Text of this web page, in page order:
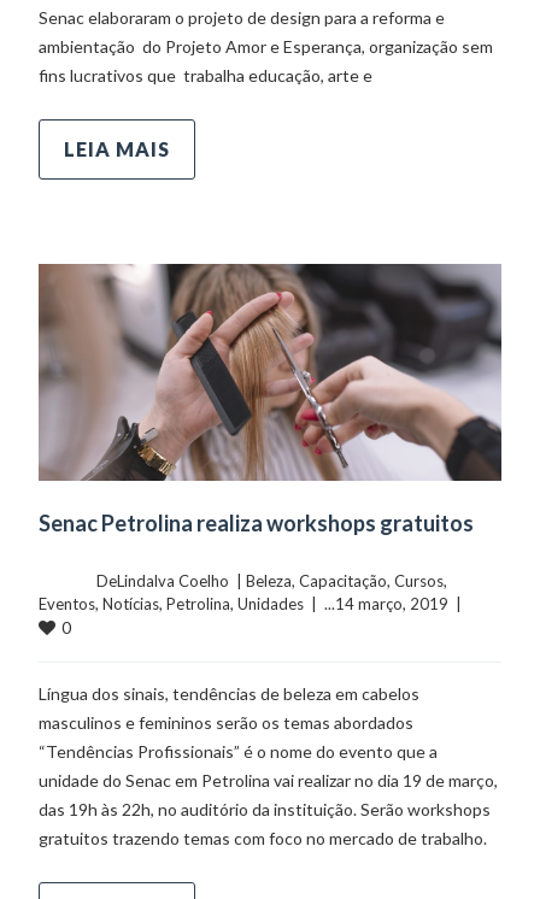
Senac elaboraram o projeto de design para a reforma e
ambientação do Projeto Amor e Esperança, organização sem
fins lucrativos que trabalha educação, arte e
LEIA MAIS
Senac Petrolina realiza workshops gratuitos
	    	DeLindalva Coelho  |
Beleza, Capacitação, Cursos
Eventos, Notícias, Petrolina, Unidades
0
Língua dos sinais, tendências de beleza em cabelos
masculinos e femininos serão os temas abordados
“Tendências Profissionais” é o nome do evento que a
unidade do Senac em Petrolina vai realizar no dia 19 de março,
das 19h às 22h, no auditório da instituição. Serão workshops
gratuitos trazendo temas com foco no mercado de trabalho.